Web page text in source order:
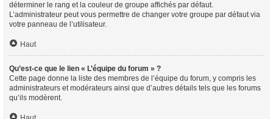
déterminer le rang et la couleur de groupe affichés par défaut.
L’administrateur peut vous permettre de changer votre groupe par défaut via
votre panneau de l’utilisateur.
Haut
Qu’est-ce que le lien « L’équipe du forum » ?
Cette page donne la liste des membres de l’équipe du forum, y compris les
administrateurs et modérateurs ainsi que d’autres détails tels que les forums
qu’ils modèrent.